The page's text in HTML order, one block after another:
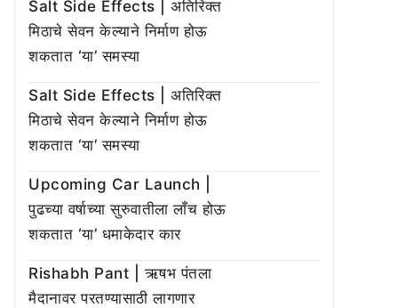
Salt Side Effects | अतिरिक्त
मिठाचे सेवन केल्याने निर्माण होऊ
शकतात ‘या’ समस्या
Salt Side Effects | अतिरिक्त
मिठाचे सेवन केल्याने निर्माण होऊ
शकतात ‘या’ समस्या
Upcoming Car Launch |
पुढच्या वर्षाच्या सुरुवातीला लाँच होऊ
शकतात ‘या’ धमाकेदार कार
Rishabh Pant | ऋषभ पंतला
मैदानावर परतण्यासाठी लागणार